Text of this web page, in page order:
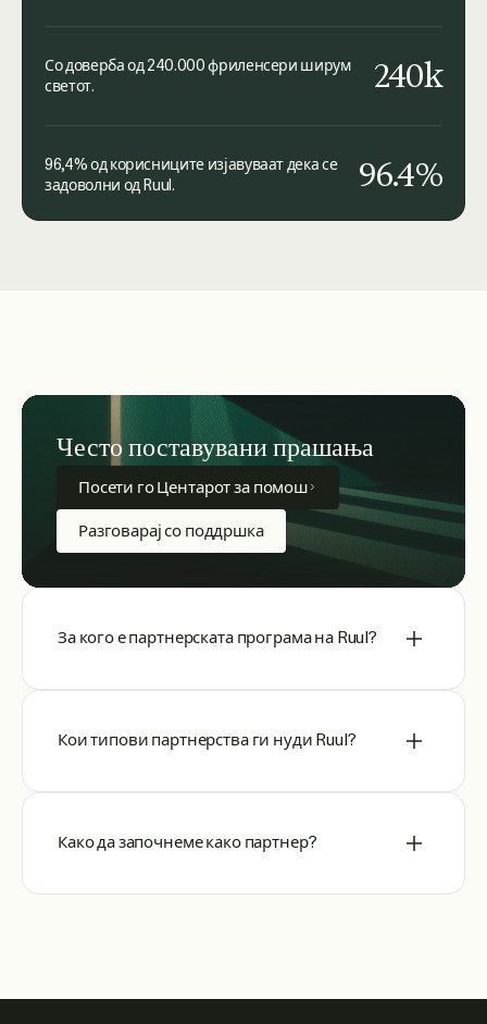
Со доверба од 240.000 фриленсери ширум
светот.
240k
96,4% од корисниците изјавуваат дека се
задоволни од Ruul.
96.4%
Често поставувани прашања
Посети го Центарот за помош
Разговарај со поддршка
За кого е партнерската програма на Ruul?
Кои типови партнерства ги нуди Ruul?
Како да започнеме како партнер?